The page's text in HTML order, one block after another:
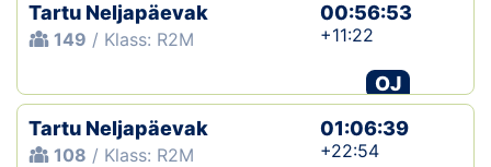
Tartu Neljapäevak
149 / Klass: R2M
00:56:53
+11:22
OJ
Tartu Neljapäevak
108 / Klass: R2M
01:06:39
+22:54